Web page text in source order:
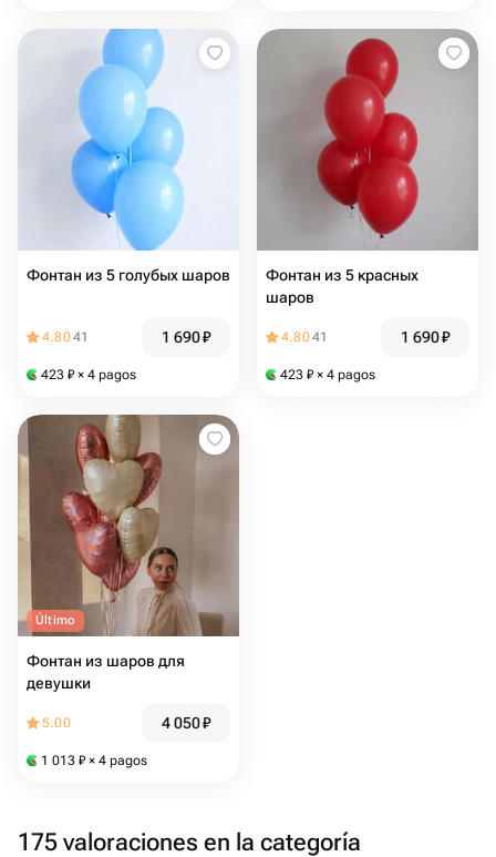
Фонтан из 5 голубых шаров
4.8041 1 690₽
423 ₽ × 4 pagos
Фонтан из 5 красных
шаров
4.8041 1 690₽
423 ₽ × 4 pagos
Último
Фонтан из шаров для
девушки
5.00 4 050₽
1 013 ₽ × 4 pagos
175 valoraciones en la categoría